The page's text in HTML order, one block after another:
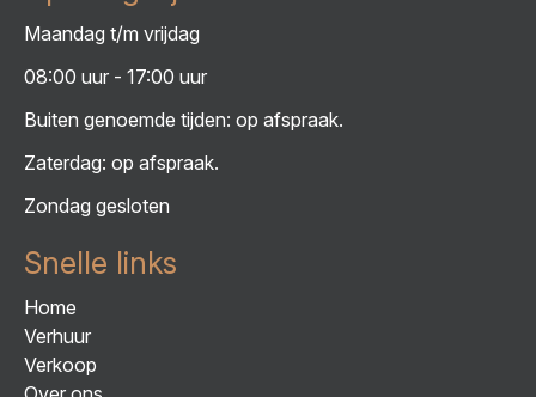
Maandag t/m vrijdag
08:00 uur - 17:00 uur
Buiten genoemde tijden: op afspraak.
Zaterdag: op afspraak.
Zondag gesloten
Snelle links
Home
Verhuur
Verkoop